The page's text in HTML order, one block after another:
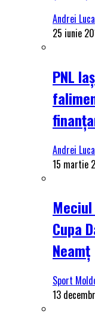
Andrei Luca
25 iunie
PNL
Andrei Luca
15 martie
Cupa
Neamț
Sport
13